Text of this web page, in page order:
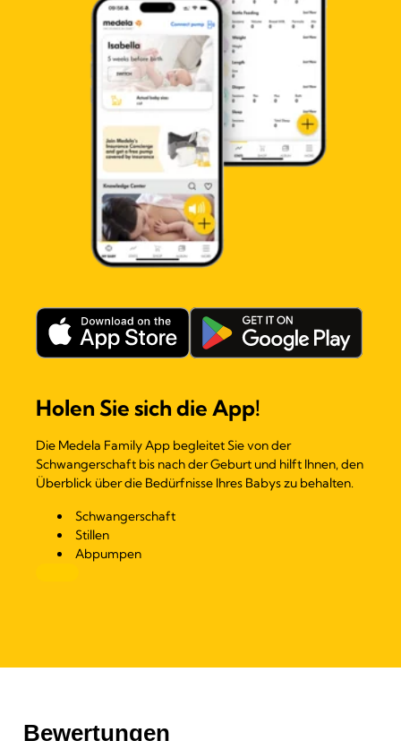
Holen Sie sich die App!
Die Medela Family App begleitet Sie von der
Schwangerschaft bis nach der Geburt und hilft Ihnen, den
Überblick über die Bedürfnisse Ihres Babys zu behalten.
Schwangerschaft
Stillen
Abpumpen